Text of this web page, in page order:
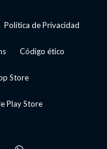
Política de Privacidad
Código ético
Store
Play Store